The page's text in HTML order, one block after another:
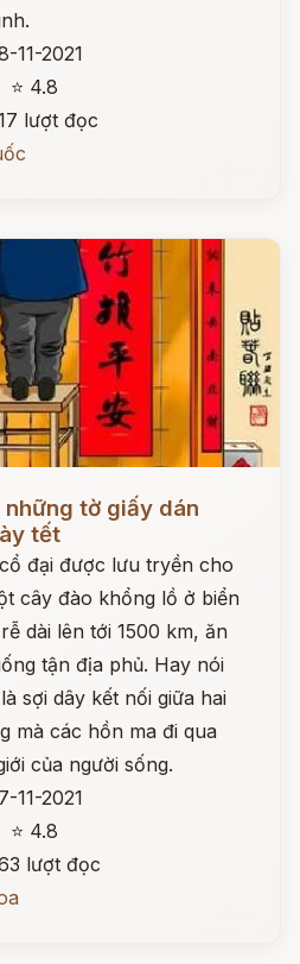
11-2021
⭐ 4.8
lượt đọc
tờ giấy dán
tết
đại được lưu tryền cho
cây đào khổng lồ ở biển
dài lên tới 1500 km, ăn
tận địa phủ. Hay nói
sợi dây kết nối giữa hai
mà các hồn ma đi qua
của người sống.
11-2021
⭐ 4.8
lượt đọc